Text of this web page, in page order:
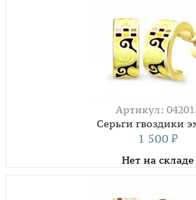
Артикул:
Серьги гвоздики
1 500 ₽
Нет на складе